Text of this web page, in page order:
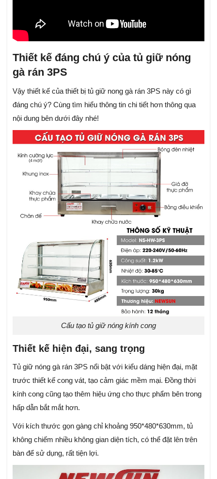
Thiết kế đáng chú ý của tủ giữ nóng
gà rán 3PS
Vậy thiết kế của thiết bị tủ giữ nong gà rán 3PS này có gì
đáng chú ý? Cùng tìm hiểu thông tin chi tiết hơn thông qua
nội dung bên dưới đây nhé!
Cấu tạo tủ giữ nóng kính cong
Thiết kế hiện đại, sang trọng
Tủ giữ nóng gà rán 3PS nổi bật với kiểu dáng hiện đại, mặt
trước thiết kế cong vát, tạo cảm giác mềm mại. Đồng thời
kính cong cũng tạo thêm hiệu ứng cho thực phẩm bên trong
hấp dẫn bắt mắt hơn.
Với kích thước gọn gàng chỉ khoảng 950*480*630mm, tủ
không chiếm nhiều không gian diện tích, có thể đặt lên trên
bàn để sử dụng, rất tiện lợi.